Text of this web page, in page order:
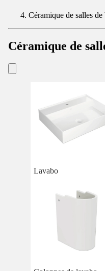
Céramique de salles de
Céramique de
Lavabo